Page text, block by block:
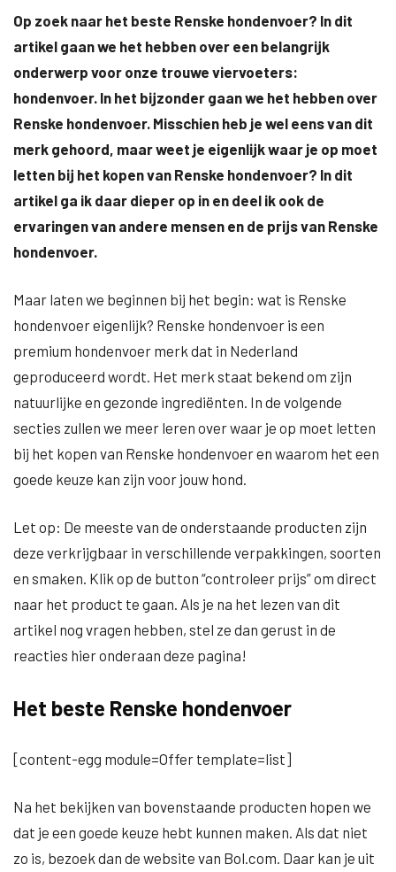
Op zoek naar het beste Renske hondenvoer? In dit
artikel gaan we het hebben over een belangrijk
onderwerp voor onze trouwe viervoeters:
hondenvoer. In het bijzonder gaan we het hebben over
Renske hondenvoer. Misschien heb je wel eens van dit
merk gehoord, maar weet je eigenlijk waar je op moet
letten bij het kopen van Renske hondenvoer? In dit
artikel ga ik daar dieper op in en deel ik ook de
ervaringen van andere mensen en de prijs van Renske
hondenvoer.
Maar laten we beginnen bij het begin: wat is Renske
hondenvoer eigenlijk? Renske hondenvoer is een
premium hondenvoer merk dat in Nederland
geproduceerd wordt. Het merk staat bekend om zijn
natuurlijke en gezonde ingrediënten. In de volgende
secties zullen we meer leren over waar je op moet letten
bij het kopen van Renske hondenvoer en waarom het een
goede keuze kan zijn voor jouw hond.
Let op: De meeste van de onderstaande producten zijn
deze verkrijgbaar in verschillende verpakkingen, soorten
en smaken. Klik op de button “controleer prijs” om direct
naar het product te gaan. Als je na het lezen van dit
artikel nog vragen hebben, stel ze dan gerust in de
reacties hier onderaan deze pagina!
Het beste Renske hondenvoer
[content-egg module=Offer template=list]
Na het bekijken van bovenstaande producten hopen we
dat je een goede keuze hebt kunnen maken. Als dat niet
zo is, bezoek dan de website van Bol.com. Daar kan je uit